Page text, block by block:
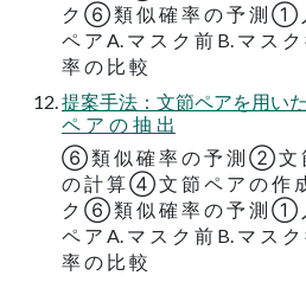
ク ⑥ 類 似 確 率 の 予 測 ①
ペ ア A. マ ス ク 前 B. マ ス
率 の 比 較
提案手法：文節ペアを用い
ペ ア の 抽 出
⑥ 類 似 確 率 の 予 測 ② 文
の 計 算 ④ 文 節 ペ ア の 作
ク ⑥ 類 似 確 率 の 予 測 ①
ペ ア A. マ ス ク 前 B. マ ス
率 の 比 較